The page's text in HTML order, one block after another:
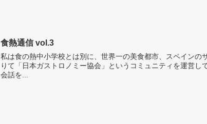
食熱通信 vol.3
私は食の熱中小学校とは別に、世界一の美食都市、スペイン
りて「日本ガストロノミー協会」というコミュニティを運営
会話を...